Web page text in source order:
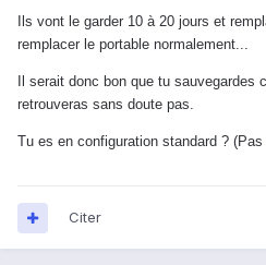
Ils vont le garder 10 à 20 jours et
remplacer le portable normalement...
Il serait donc bon que tu
retrouveras sans doute pas.
Tu es en configuration standard ?
Citer